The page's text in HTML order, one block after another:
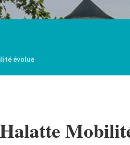
évolue